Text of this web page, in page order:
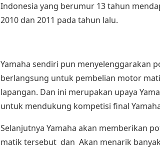
Indonesia yang berumur 13 tahun
2010 dan 2011 pada tahun lalu.
Yamaha sendiri pun menyelenggarakan
berlangsung untuk pembelian motor
lapangan. Dan ini merupakan upaya
untuk mendukung kompetisi final
Selanjutnya Yamaha akan memberikan
matik tersebut dan Akan menarik